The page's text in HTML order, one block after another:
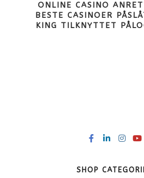
ONLINE CASINO
BESTE CASINOER
KING TILKNYTTET
SHOP